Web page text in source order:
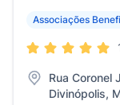
Associações
Rua Coronel
Divinópolis,